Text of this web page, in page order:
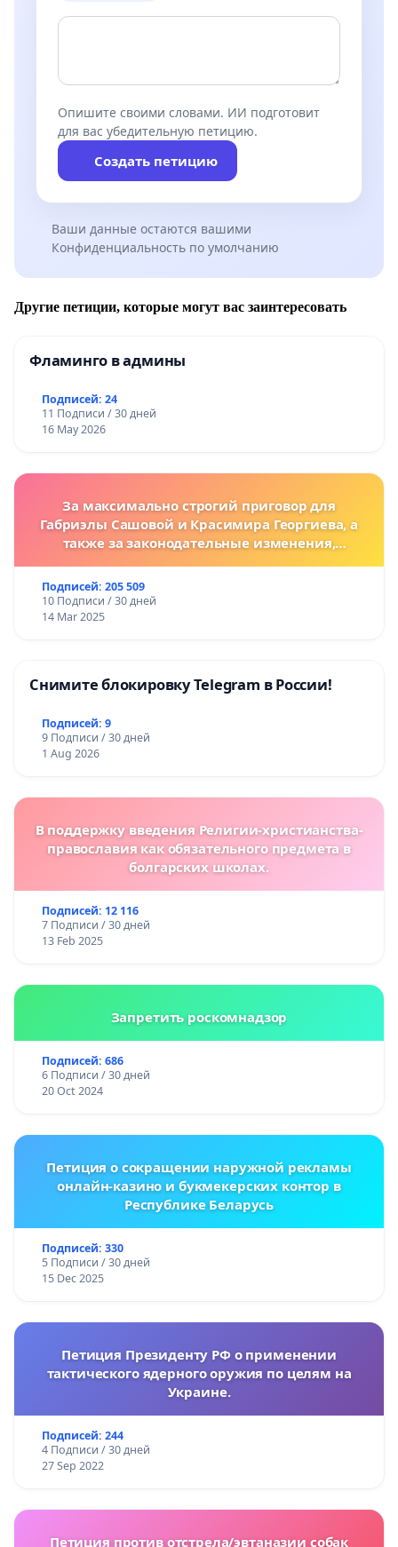
Опишите своими словами. ИИ подготовит
для вас убедительную петицию.
Создать петицию
Ваши данные остаются вашими
Конфиденциальность по умолчанию
Другие петиции, которые могут вас заинтересовать
Фламинго в админы
Подписей: 24
11 Подписи / 30 дней
16 May 2026
За максимально строгий приговор для
Габриэлы Сашовой и Красимира Георгиева, а
также за законодательные изменения,
за преступления против животных!
Подписей: 205 509
10 Подписи / 30 дней
14 Mar 2025
Снимите блокировку Telegram в России!
Подписей: 9
9 Подписи / 30 дней
1 Aug 2026
В поддержку введения Религии-христианства-
православия как обязательного предмета в
болгарских школах.
Подписей: 12 116
7 Подписи / 30 дней
13 Feb 2025
Запретить роскомнадзор
Подписей: 686
6 Подписи / 30 дней
20 Oct 2024
Петиция о сокращении наружной рекламы
онлайн-казино и букмекерских контор в
Республике Беларусь
Подписей: 330
5 Подписи / 30 дней
15 Dec 2025
Петиция Президенту РФ о применении
тактического ядерного оружия по целям на
Украине.
Подписей: 244
4 Подписи / 30 дней
27 Sep 2022
Петиция против отстрела/эвтаназии собак